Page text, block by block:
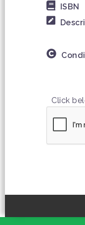
ISBN
Click